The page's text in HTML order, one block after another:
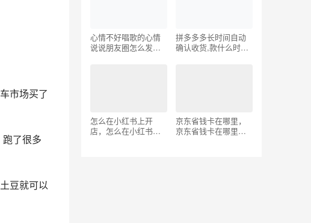
市场买了
了很多
豆就可以
心情不好唱歌的心情
说说朋友圈怎么发，
拼多多多长时间自动
确认收货,款什么时候
怎么在小红书上开
店，怎么在小红书上
京东省钱卡在哪里，
京东省钱卡在哪里找